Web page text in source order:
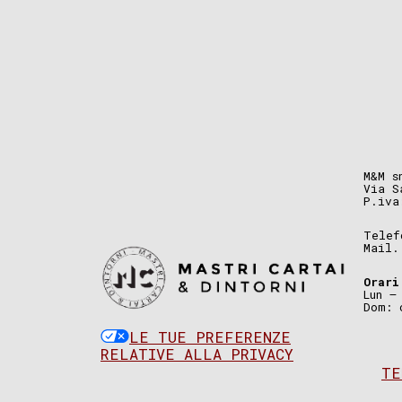
LE TUE PREFERENZE
RELATIVE ALLA PRIVACY
Via
Mail.
Lun
Dom: